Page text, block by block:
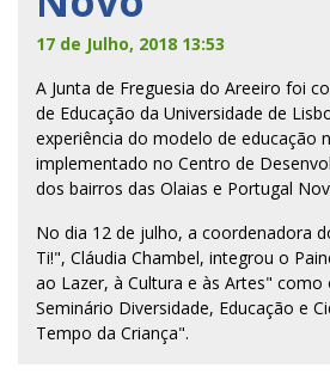
17 de Julho, 2018 13:53
A Junta de Freguesia do Areeiro foi
de Educação da Universidade de
experiência do modelo de educação
implementado no Centro de
dos bairros das Olaias e Portugal
No dia 12 de julho, a coordenadora
Ti!", Cláudia Chambel, integrou o
ao Lazer, à Cultura e às Artes"
Seminário Diversidade, Educação e
Tempo da Criança".